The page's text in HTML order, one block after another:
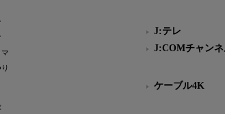
J:テレ
J:COMチャン
ケーブル4K